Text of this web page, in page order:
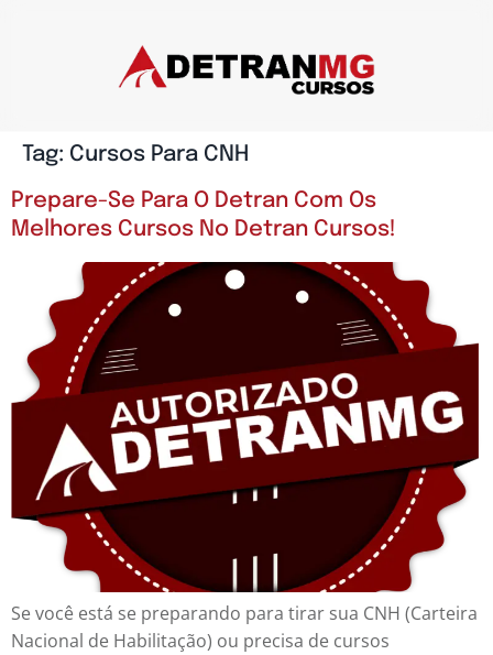
Tag: Cursos Para CNH
Prepare-Se Para O Detran Com Os
Melhores Cursos No Detran Cursos!
Se você está se preparando para tirar sua CNH (Carteira
Nacional de Habilitação) ou precisa de cursos